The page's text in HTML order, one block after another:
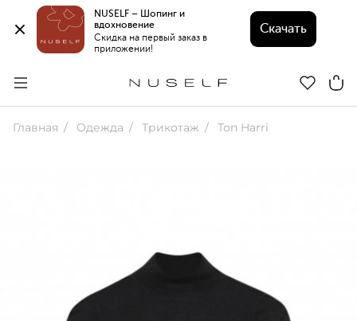
NUSELF – Шопинг и
вдохновение
Скидка на первый заказ в
приложении!
Скачать
Главная Одежда Трикотаж Топ Harri